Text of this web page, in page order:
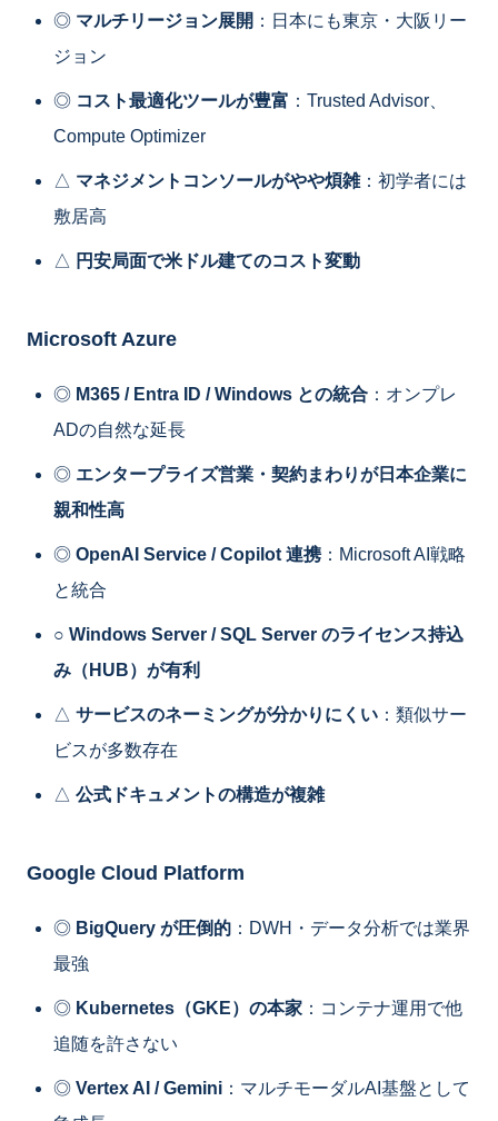
◎ マルチリージョン展開 ：日本にも東京・大阪リー
ジョン
◎ コスト最適化ツールが豊富 ：Trusted Advisor、
Compute Optimizer
△ マネジメントコンソールがやや煩雑：初学者には
敷居高
△ 円安局面で米ドル建てのコスト変動
Microsoft Azure
◎ M365 / Entra ID / Windows との統合 ：オンプレ
ADの自然な延長
◎ エンタープライズ営業・契約まわりが日本企業に
親和性高
◎ OpenAI Service / Copilot 連携 ：Microsoft AI戦略
と統合
○ Windows Server / SQL Server のライセンス持込
み（HUB）が有利
△ サービスのネーミングが分かりにくい ：類似サー
ビスが多数存在
△ 公式ドキュメントの構造が複雑
Google Cloud Platform
◎ BigQuery が圧倒的 ：DWH・データ分析では業界
最強
◎ Kubernetes（GKE）の本家 ：コンテナ運用で他
追随を許さない
◎ Vertex AI / Gemini ：マルチモーダルAI基盤として